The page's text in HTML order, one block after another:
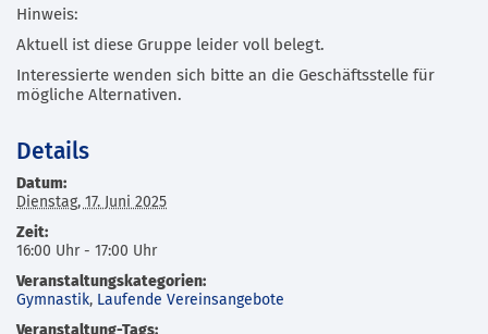
Hinweis:
Aktuell ist diese Gruppe leider voll belegt.
Interessierte wenden sich bitte an die Geschäftsstelle für
mögliche Alternativen.
Details
Datum:
Dienstag, 17. Juni 2025
Zeit:
16:00 Uhr - 17:00 Uhr
Veranstaltungskategorien:
Gymnastik, Laufende Vereinsangebote